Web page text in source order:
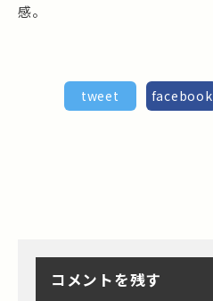
感。
tweet facebook
コメントを残す